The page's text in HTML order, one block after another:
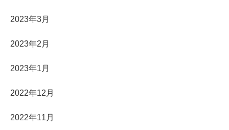
2023年3月
2023年2月
2023年1月
2022年12月
2022年11月